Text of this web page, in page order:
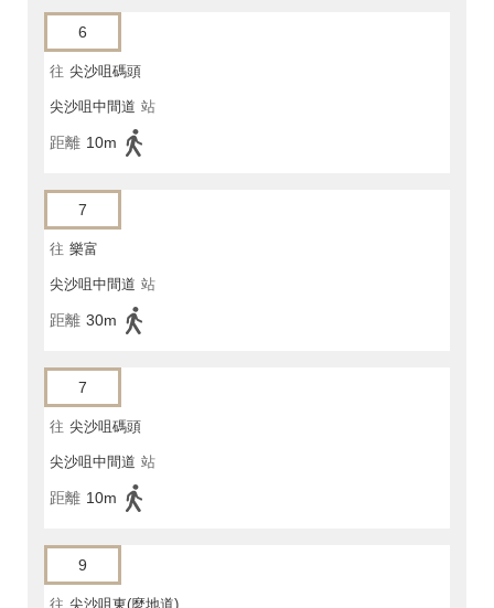
6
往 尖沙咀碼頭
尖沙咀中間道 站
距離 10m
7
往 樂富
尖沙咀中間道 站
距離 30m
7
往 尖沙咀碼頭
尖沙咀中間道 站
距離 10m
9
往 尖沙咀東(麼地道)